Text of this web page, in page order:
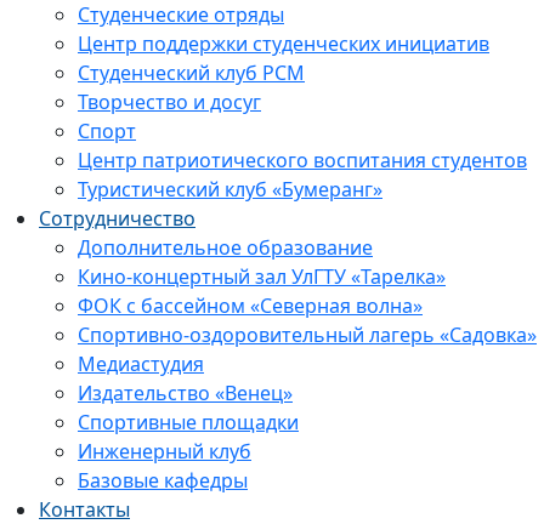
Студенческие отряды
Центр поддержки студенческих инициатив
Студенческий клуб РСМ
Творчество и досуг
Спорт
Центр патриотического воспитания студентов
Туристический клуб «Бумеранг»
Сотрудничество
Дополнительное образование
Кино-концертный зал УлГТУ «Тарелка»
ФОК с бассейном «Северная волна»
Спортивно-оздоровительный лагерь «Садовка»
Медиастудия
Издательство «Венец»
Спортивные площадки
Инженерный клуб
Базовые кафедры
Контакты